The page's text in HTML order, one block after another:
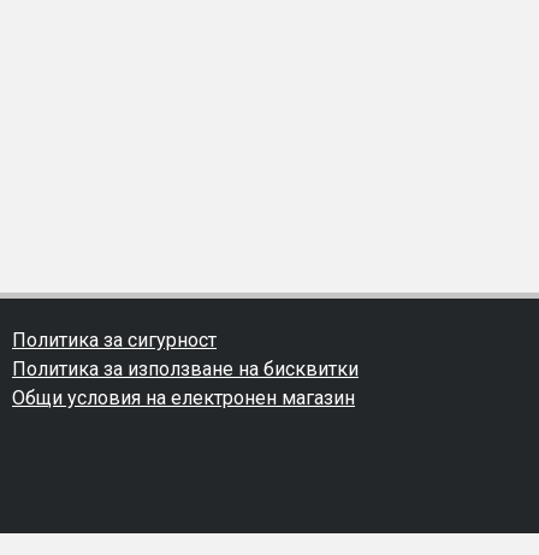
Политика за сигурност
Политика за използване на бисквитки
Общи условия на електронен магазин